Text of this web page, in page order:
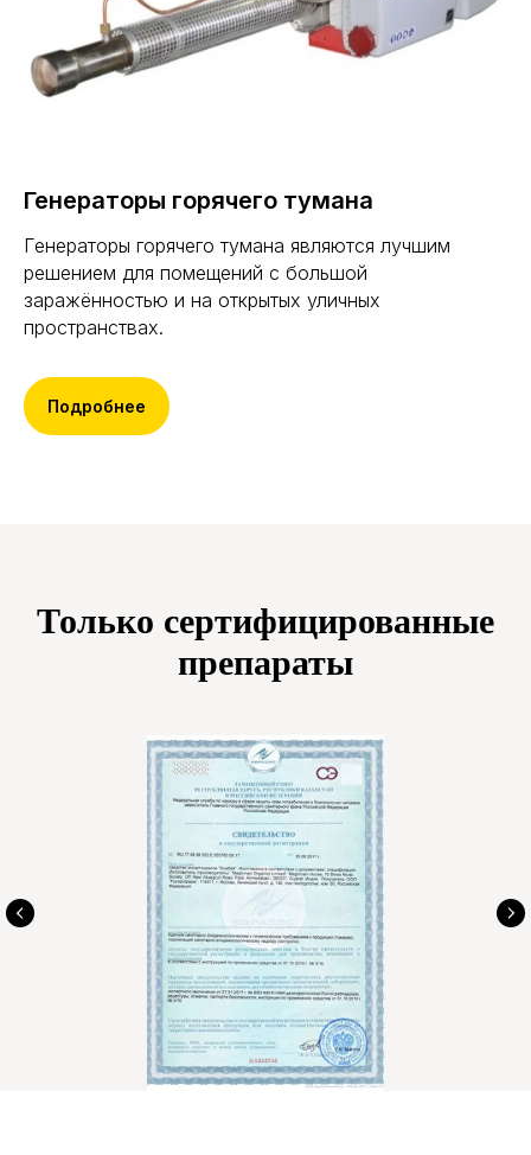
Генераторы горячего тумана
Генераторы горячего тумана являются лучшим
решением для помещений с большой
заражённостью и на открытых уличных
пространствах.
Подробнее
Только сертифицированные
препараты